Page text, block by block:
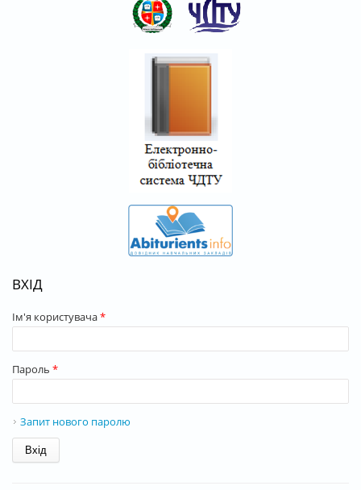
ВХІД
Ім'я користувача*
Пароль *
Запит нового паролю